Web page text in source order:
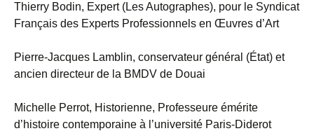
Thierry Bodin, Expert (Les Autographes), pour le Syndicat
Français des Experts Professionnels en Œuvres d’Art
Pierre-Jacques Lamblin, conservateur général (État) et
ancien directeur de la BMDV de Douai
Michelle Perrot, Historienne, Professeure émérite
d’histoire contemporaine à l’université Paris-Diderot